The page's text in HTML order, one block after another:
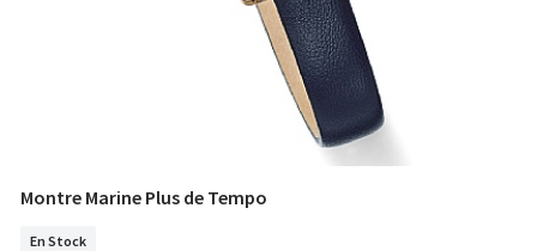
COMMANDER
Montre Marine Plus de Tempo
En Stock